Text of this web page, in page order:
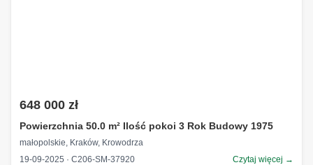
648 000 zł
Powierzchnia 50.0 m² Ilość pokoi 3 Rok Budowy 1975
małopolskie, Kraków, Krowodrza
19-09-2025 · C206-SM-37920
Czytaj więcej →